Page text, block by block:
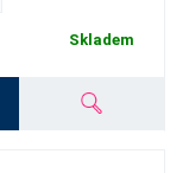
Skladem